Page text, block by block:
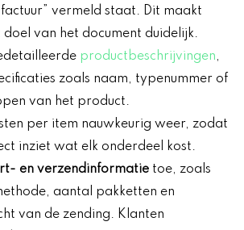
factuur” vermeld staat. Dit maakt
doel van het document duidelijk.
productbeschrijvingen,
zoals naam, typenummer of
van het product.
per item nauwkeurig weer, zodat
inziet wat elk onderdeel kost.
en verzendinformatie toe, zoals
aantal pakketten en
van de zending. Klanten